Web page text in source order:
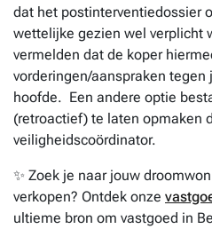
dat het postinterventiedossier
wettelijke gezien wel verplicht
vermelden dat de koper
vorderingen/aanspraken
hoofde. Een andere optie
(retroactief) te laten opmaken
veiligheidscoördinator.
✨ Zoek je naar jouw
verkopen? Ontdek onze
ultieme bron om vastgoed in